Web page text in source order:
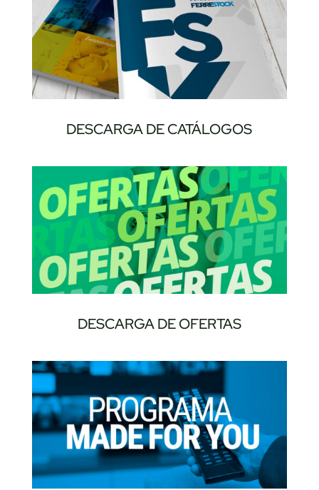
DESCARGA DE CATÁLOGOS
DESCARGA DE OFERTAS